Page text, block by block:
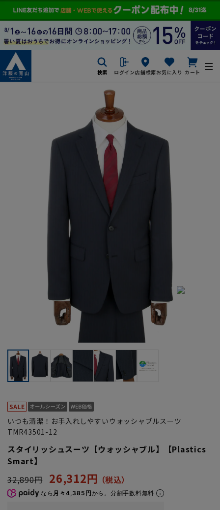
検索 ログイン店舗検索お気に入り カート
いつも清潔！お手入れしやすいウォッシャブルスーツ
TMR43501-12
スタイリッシュスーツ【ウォッシャブル】【Plastics
Smart】
32,890円
26,312円
なら 月々4,385円から。分割手数料無料